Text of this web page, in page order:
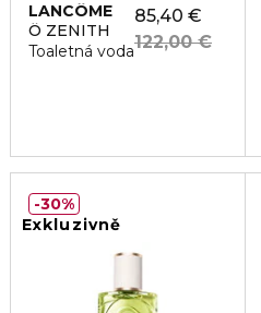
LANCÔME
Ô ZENITH
Toaletná voda
85,40 €
122,00 €
Exkluzivně
30%